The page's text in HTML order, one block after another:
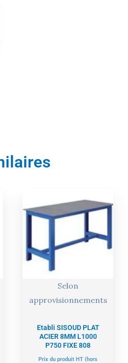
€.
Selon
approvisionnements
Etabli SISOUD PLAT
ACIER 8MM L1000
P750 FIXE 808
Prix du produit HT (hors
prix
était :
654,00 €.
prix
actuel
621,00 €.